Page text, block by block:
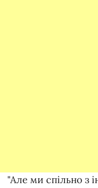
"Але ми спільно з